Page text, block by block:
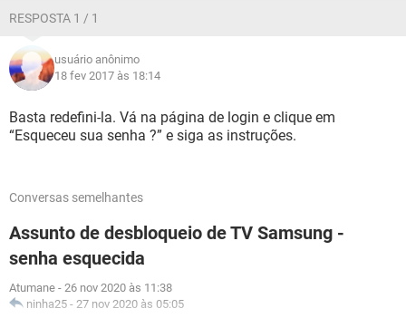
RESPOSTA 1 / 1
usuário anônimo
18 fev 2017 às 18:14
Basta redefini-la. Vá na página de login e clique em
“Esqueceu sua senha ?” e siga as instruções.
Conversas semelhantes
Assunto de desbloqueio de TV Samsung -
senha esquecida
Atumane - 26 nov 2020 às 11:38
ninha25 - 27 nov 2020 às 05:05